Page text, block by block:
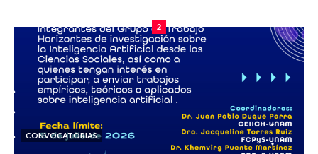
2
CONVOCATORIAS